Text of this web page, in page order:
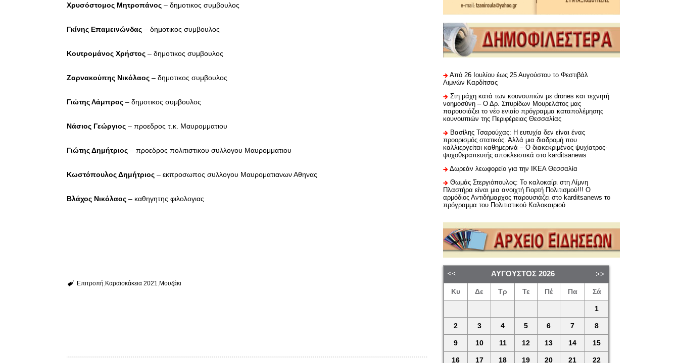
Χρυσόστομος Μητροπάνος – δημοτικος συμβουλος
Γκίνης Επαμεινώνδας – δημοτικος συμβουλος
Κουτρομάνος Χρήστος – δημοτικος συμβουλος
Ζαρνακούπης Νικόλαος – δημοτικος συμβουλος
Γιώτης Λάμπρος – δημοτικος συμβουλος
Νάσιος Γεώργιος – προεδρος τ.κ. Μαυρομματιου
Γιώτης Δημήτριος – προεδρος πολιτιστικου συλλογου Μαυρομματιου
Κωστόπουλος Δημήτριος – εκπροσωπος συλλογου Μαυροματιανων Αθηνας
Βλάχος Νικόλαος – καθηγητης φιλολογιας
Επιτροπή Καραϊσκάκεια 2021 Μουζάκι
Από 26 Ιουλίου έως 25 Αυγούστου το Φεστιβάλ
Λιμνών Καρδίτσας
Στη μάχη κατά των κουνουπιών με drones και τεχνητή
νοημοσύνη – Ο Δρ. Σπυρίδων Μουρελάτος μας
παρουσιάζει το νέο ενιαίο πρόγραμμα καταπολέμησης
κουνουπιών της Περιφέρειας Θεσσαλίας
Βασίλης Τσαρούχας: Η ευτυχία δεν είναι ένας
προορισμός στατικός. Αλλά μια διαδρομή που
καλλιεργείται καθημερινά – Ο διακεκριμένος ψυχίατρος-
ψυχοθεραπευτής αποκλειστικά στο karditsanews
Δωρεάν λεωφορείο για την ΙΚΕΑ Θεσσαλία
Θωμάς Στεργιόπουλος: Το καλοκαίρι στη Λίμνη
Πλαστήρα είναι μια ανοιχτή Γιορτή Πολιτισμού!!! Ο
αρμόδιος Αντιδήμαρχος παρουσιάζει στο karditsanews το
πρόγραμμα του Πολιτιστικού Καλοκαιριού
ΑΎΓΟΥΣΤΟΣ 2026
Κυ Δε Τρ Τε Πέ Πα Σά
1
2 3 4 5 6 7 8
9 10 11 12 13 14 15
16 17 18 19 20 21 22